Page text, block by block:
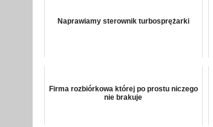
Naprawiamy sterownik turbosprężarki
Firma rozbiórkowa której po prostu niczego
nie brakuje